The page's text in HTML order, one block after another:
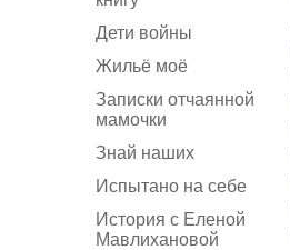
Дети войны
Жильё моё
Записки отчаянной
мамочки
Знай наших
Испытано на себе
История с Еленой
Мавлихановой